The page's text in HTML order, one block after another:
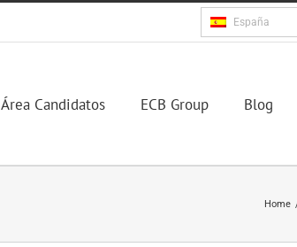
España
Área Candidatos ECB Group Blog
Home